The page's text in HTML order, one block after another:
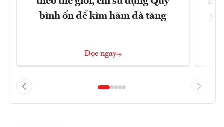
bình ổn để kìm hãm đà tăng
Đọc ngay